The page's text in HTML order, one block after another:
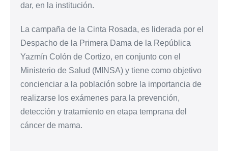
dar, en la institución.
La campaña de la Cinta Rosada, es liderada por el
Despacho de la Primera Dama de la República
Yazmín Colón de Cortizo, en conjunto con el
Ministerio de Salud (MINSA) y tiene como objetivo
concienciar a la población sobre la importancia de
realizarse los exámenes para la prevención,
detección y tratamiento en etapa temprana del
cáncer de mama.